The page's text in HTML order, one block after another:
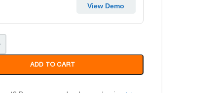
View Demo
ADD TO CART